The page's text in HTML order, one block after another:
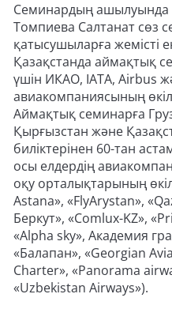
Семинардың
Томпиева Салтанат сөз
қатысушыларға жемісті
Қазақстанда аймақтық
үшін ИКАО, IATA, Airbus
авиакомпаниясының
Аймақтық семинарға
Қырғызстан және
биліктерінен 60-тан
осы елдердің
оқу орталықтарының
Astana», «FlyArystan»,
Беркут», «Comlux-KZ»,
«Alpha sky», Академия
«Балапан», «Georgian
Charter», «Panorama
«Uzbekistan Airways»).